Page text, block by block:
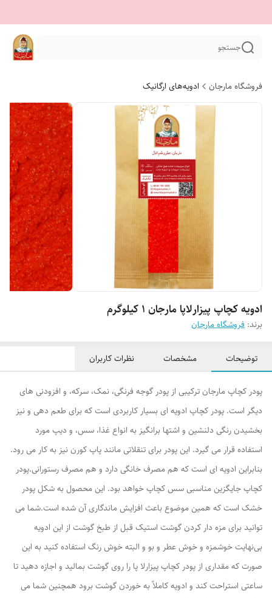
جستجو
فروشگاه مارجان ادویه‌های ارگانیک
ادویه کچاپ پیزارلاپا مارجان 1 کیلوگرم
برند: فروشگاه مارجان
توضیحات مشخصات نظرات کاربران
پودر کچاپ مارجان ترکیبی از پودر گوجه فرنگی، نمک، سرکه، و افزودنی های
دیگر است. پودر کچاپ ادویه ای بسیار کاربردی است که برای طعم دهی و نیز
بخشیدن رنگی دلنشین و اشتها برانگیز به انواع غذا، سس، و دیپ مورد
استفاده قرار می گیرد. این پودر برای تنقلاتی مانند پاپ کورن نیز به کار می رود.
بنابراین ادویه ای است که هم مصرف خانگی دارد و هم مصرف رستورانی.پودر
کچاپ جایگزین مناسبی سس کچاپ خواهد بود. این محصول به شکل پودر
خشک است که همین موضوع باعث افزایش ماندگاری آن شده است.شما می
توانید برای مزه دار کردن گوشت استیک قبل از طبخ گوشت از این ادویه
بی‌نهایت خوشمزه و خوش عطر و بو و البته خوش رنگ استفاده کنید به این
صورت که مقداری از پودر کچاپ پیزارلا پا را روی گوشت بمالید و اجازه دهید تا
ساعتی استراحت کند و ادویه کاملاً به خوردن گوشت برود همچنین شما می